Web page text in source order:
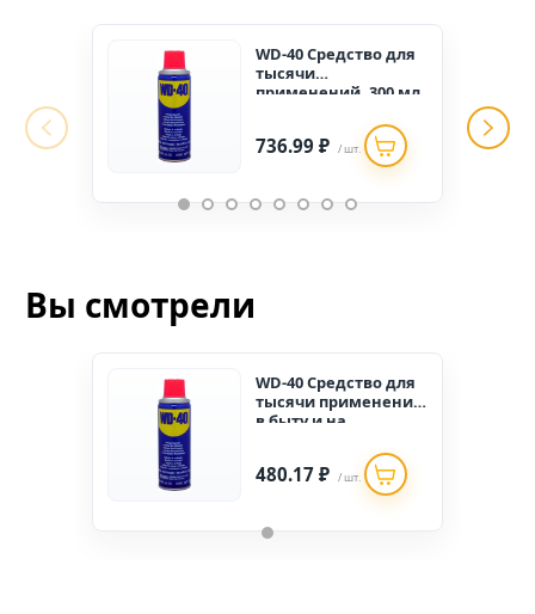
WD-40 Средство для
тысячи
применений. 300 мл
736.99 ₽ / шт.
Вы смотрели
WD-40 Средство для
тысячи применений
в быту и на
480.17 ₽ / шт.